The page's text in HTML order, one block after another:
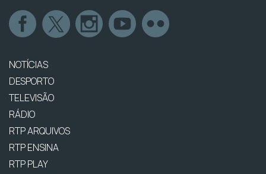
NOTÍCIAS
DESPORTO
TELEVISÃO
RÁDIO
RTP ARQUIVOS
RTP ENSINA
RTP PLAY